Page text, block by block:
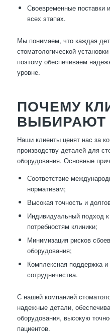
Своевременные поставки
всех этапах.
Мы понимаем, что каждая
стоматологической
поэтому обеспечиваем
уровне.
ПОЧЕМУ
ВЫБИРАЮТ
Наши клиенты ценят нас за
производству деталей для
оборудования. Основные
Соответствие
нормативам;
Высокая точность и
Индивидуальный подход
потребностям клиники;
Минимизация рисков
оборудования;
Комплексная поддержка и
сотрудничества.
С нашей компанией
надежные детали,
оборудования, высокую
пациентов.